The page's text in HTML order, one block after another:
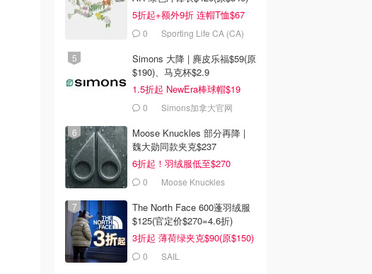
5折起+额外9折 连帽T恤$67
0 Sporting Life CA (CA)
Simons 大降 | 麂皮乐福$59(原
$190)、马克杯$2.9
1.5折起 NewEra棒球帽$19
0 Simons加拿大官网
Moose Knuckles 部分再降 |
魏大勋同款夹克$237
6折起！羽绒服低至$270
0 Moose Knuckles
The North Face 600蓬羽绒服
$125(官定价$270=4.6折)
3折起 薄荷绿夹克$90(原$150)
0 SAIL